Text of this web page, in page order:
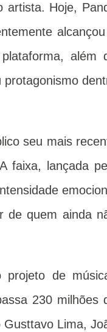
artista. Hoje,
além
protagonismo
seu mais
faixa, lançada
de quem ainda
projeto de
230 milhões
Lima,